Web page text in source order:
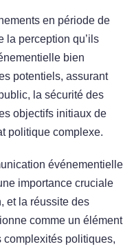
en période de
la perception qu’ils
bien
potentiels, assurant
la sécurité des
objectifs initiaux de
politique complexe.
événementielle
importance cruciale
et la réussite des
comme un élément
complexités politiques,